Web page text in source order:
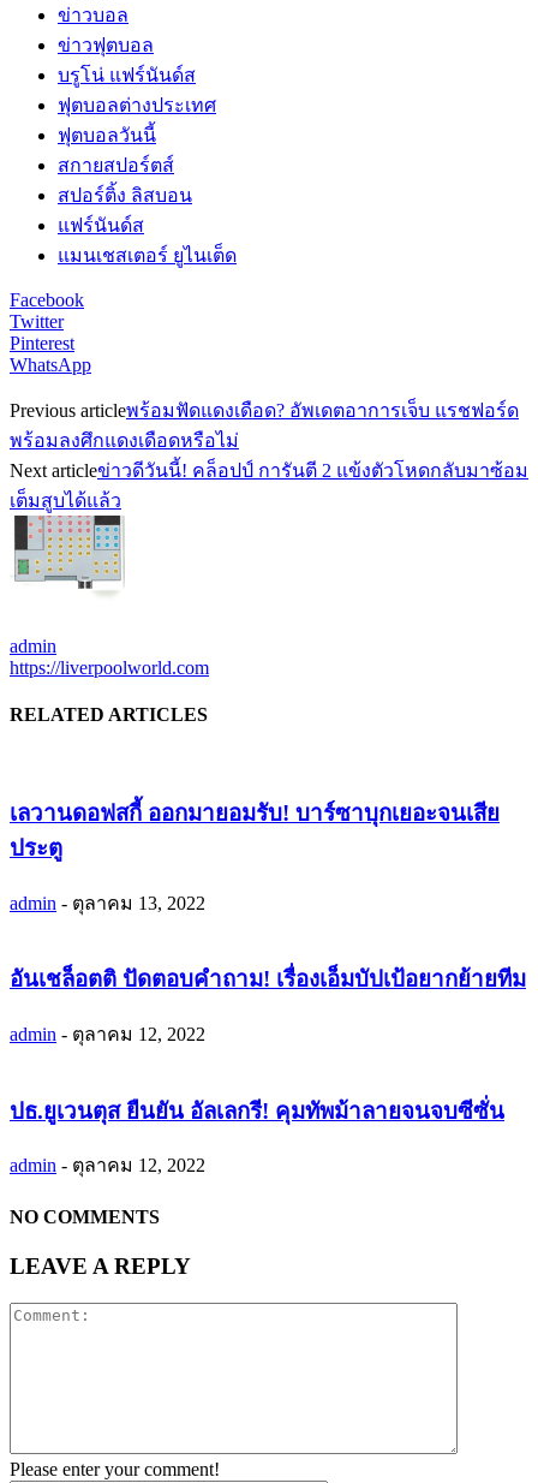
ข่าวบอล
ข่าวฟุตบอล
บรูโน่ แฟร์นันด์ส
ฟุตบอลต่างประเทศ
ฟุตบอลวันนี้
สกายสปอร์ตส์
สปอร์ติ้ง ลิสบอน
แฟร์นันด์ส
แมนเชสเตอร์ ยูไนเต็ด
Facebook
Twitter
Pinterest
WhatsApp
Previous articleพร้อมฟัดแดงเดือด? อัพเดตอาการเจ็บ แรชฟอร์ด
พร้อมลงศึกแดงเดือดหรือไม่
Next articleข่าวดีวันนี้! คล็อปป์ การันตี 2 แข้งตัวโหดกลับมาซ้อม
เต็มสูบได้แล้ว
admin
https://liverpoolworld.com
RELATED ARTICLES
เลวานดอฟสกี้ ออกมายอมรับ! บาร์ซาบุกเยอะจนเสีย
ประตู
admin - ตุลาคม 13, 2022
อันเชล็อตติ ปัดตอบคำถาม! เรื่องเอ็มบัปเป้อยากย้ายทีม
admin - ตุลาคม 12, 2022
ปธ.ยูเวนตุส ยืนยัน อัลเลกรี! คุมทัพม้าลายจนจบซีซั่น
admin - ตุลาคม 12, 2022
NO COMMENTS
LEAVE A REPLY
Please enter your comment!